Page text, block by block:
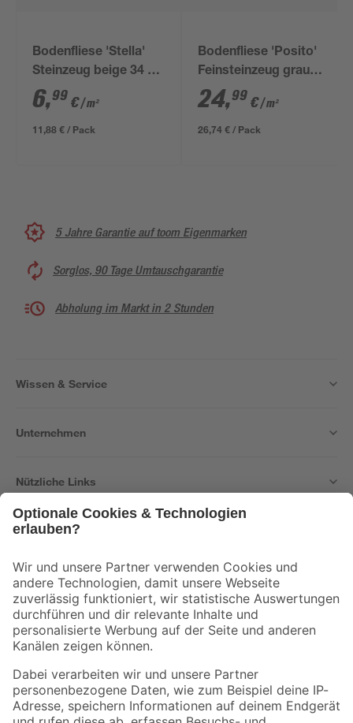
Bodenfliese 'Stella'
Steinzeug beige 34 x
34 cm
6,99 €/ m²
11,88 € / Pack
Bodenfliese 'Posito'
Feinsteinzeug grau
matt 59,8 x 59,8 cm
24,99 €/ m²
26,74 € / Pack
5 Jahre Garantie auf toom Eigenmarken
Sorglos, 90 Tage Umtauschgarantie
Abholung im Markt in 2 Stunden
Wissen & Service
Unternehmen
Nützliche Links
Der toom Newsletter: Keine Angebote und Aktionen mehr verpassen!
Zur Newsletter Anmeldung
Folge uns
Zahlungsarten Versandarten